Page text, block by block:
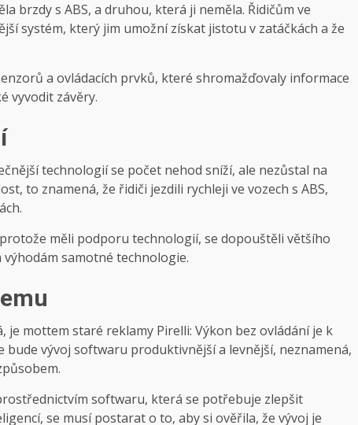
brzdy s ABS, a druhou, která ji neměla. Řidičům ve
systém, který jim umožní získat jistotu v zatáčkách a že
a ovládacích prvků, které shromažďovaly informace
vyvodit závěry.
technologií se počet nehod sníží, ale nezůstal na
to znamená, že řidiči jezdili rychleji ve vozech s ABS,
měli podporu technologií, se dopouštěli většího
samotné technologie.
mottem staré reklamy Pirelli: Výkon bez ovládání je k
bude vývoj softwaru produktivnější a levnější, neznamená,
softwaru, která se potřebuje zlepšit
se musí postarat o to, aby si ověřila, že vývoj je